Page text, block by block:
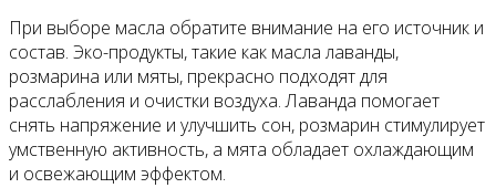
При выборе масла обратите внимание на его источник и
состав. Эко-продукты, такие как масла лаванды,
розмарина или мяты, прекрасно подходят для
расслабления и очистки воздуха. Лаванда помогает
снять напряжение и улучшить сон, розмарин стимулирует
умственную активность, а мята обладает охлаждающим
и освежающим эффектом.